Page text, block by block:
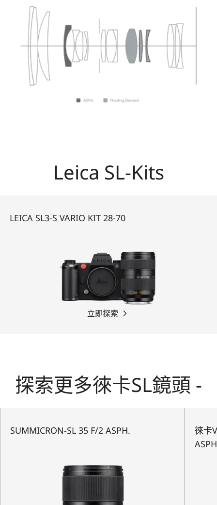
Leica SL-Kits
LEICA SL3-S VARIO KIT 28-70
立即探索
探索更多徠卡SL鏡頭 -
SUMMICRON-SL 35 F/2 ASPH.
徠卡